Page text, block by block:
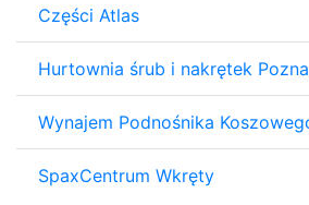
Części Atlas
Hurtownia śrub i nakrętek
Wynajem Podnośnika
SpaxCentrum Wkręty